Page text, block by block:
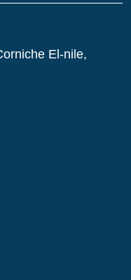
El-nile,